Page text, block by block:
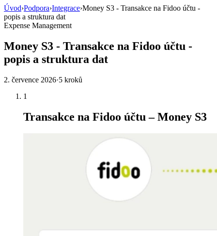
Úvod›Podpora›Integrace›Money S3 - Transakce na Fidoo účtu -
popis a struktura dat
Expense Management
Money S3 - Transakce na Fidoo účtu -
popis a struktura dat
2. července 2026·5 kroků
1
Transakce na Fidoo účtu – Money S3